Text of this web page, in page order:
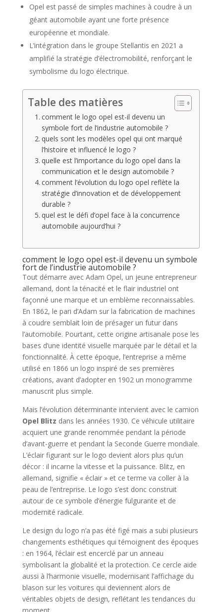
Opel est passé de simples machines à coudre à un
géant automobile ayant une forte présence
européenne et mondiale.
L’intégration dans le groupe Stellantis en 2021 a
amplifié la stratégie d’électromobilité, renforçant le
symbolisme du logo électrique.
Table des matières
comment le logo opel est-il devenu un
symbole fort de l’industrie automobile ?
quels sont les modèles opel qui ont marqué
l’histoire et influencé le logo ?
quelle est l’importance du logo opel dans la
communication et le design automobile ?
comment l’évolution du logo opel reflète la
stratégie d’innovation et de développement
durable ?
quel est le défi d’opel face à la concurrence
automobile aujourd’hui ?
comment le logo opel est-il devenu un symbole
fort de l’industrie automobile ?
Tout démarre avec Adam Opel, un jeune entrepreneur
allemand, dont la ténacité et le flair industriel ont
façonné une marque et un emblème reconnaissables.
En 1862, le pari d’Adam sur la fabrication de machines
à coudre semblait loin de présager un futur dans
l’automobile. Pourtant, cette origine artisanale pose les
bases d’une identité visuelle marquée par le détail et la
fonctionnalité. À cette époque, l’entreprise a même
utilisé en 1866 un logo inspiré de ses premières
créations, avant d’adopter en 1902 un monogramme
manuscrit plus simple.
Mais l’évolution déterminante intervient avec le camion
Opel Blitz dans les années 1930. Ce véhicule utilitaire
acquiert une grande renommée pendant la période
d’avant-guerre et pendant la Seconde Guerre mondiale.
L’éclair figurant sur le logo devient alors plus qu’un
décor : il incarne la vitesse et la puissance. Blitz, en
allemand, signifie « éclair » et ce terme va coller à la
peau de l’entreprise. Le logo s’est donc construit
autour de ce symbole d’énergie fulgurante et de
modernité radicale.
Le design du logo n’a pas été figé mais a subi plusieurs
changements esthétiques qui témoignent des époques
: en 1964, l’éclair est encerclé par un anneau
symbolisant la globalité et la protection. Ce cercle aide
aussi à l’harmonie visuelle, modernisant l’affichage du
blason sur les voitures qui deviennent alors de
véritables objets de design, reflétant les tendances du
moment.